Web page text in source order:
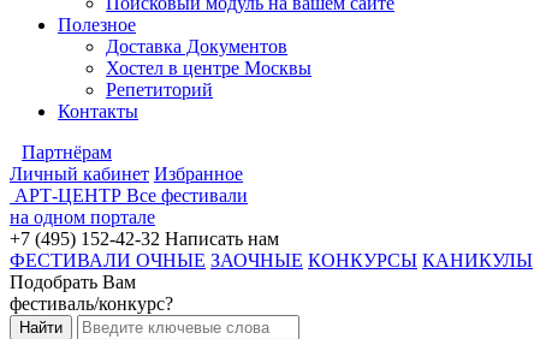
Полезное
Доставка Документов
Хостел в центре Москвы
Репетиторий
Контакты
Партнёрам
Личный кабинет Избранное
АРТ-ЦЕНТР Все фестивали
на одном портале
+7 (495) 152-42-32 Написать нам
ФЕСТИВАЛИ ОЧНЫЕ ЗАОЧНЫЕ КОНКУРСЫ КАНИКУЛЫ
Подобрать Вам
фестиваль/конкурс?